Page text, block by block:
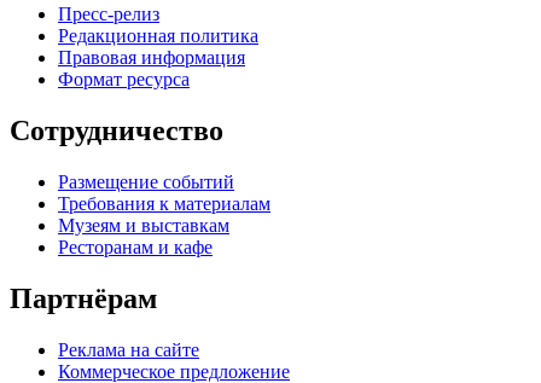
Пресс-релиз
Редакционная политика
Правовая информация
Формат ресурса
Сотрудничество
Размещение событий
Требования к материалам
Музеям и выставкам
Ресторанам и кафе
Партнёрам
Реклама на сайте
Коммерческое предложение